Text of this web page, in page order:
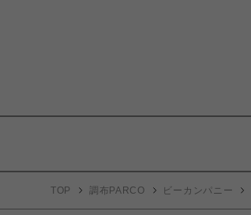
TOP 調布PARCO ビーカンパニー